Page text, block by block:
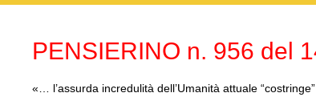
PENSIERINO n. 956 del
«… l’assurda incredulità dell’Umanità attuale